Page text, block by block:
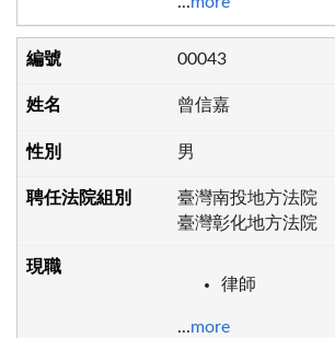
00043
曾信嘉
男
臺灣南投地方法院
臺灣彰化地方法院
律師
...more